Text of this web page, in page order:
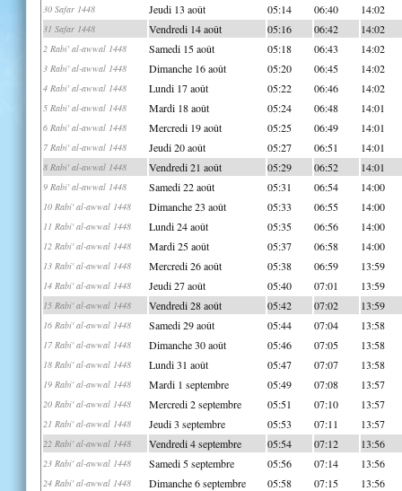
30 Safar 1448 Jeudi 13 août 05:14 06:40 14:02
31 Safar 1448 Vendredi 14 août 05:16 06:42 14:02
2 Rabi' al-awwal 1448 Samedi 15 août 05:18 06:43 14:02
3 Rabi' al-awwal 1448 Dimanche 16 août 05:20 06:45 14:02
4 Rabi' al-awwal 1448 Lundi 17 août 05:22 06:46 14:02
5 Rabi' al-awwal 1448 Mardi 18 août 05:24 06:48 14:01
6 Rabi' al-awwal 1448 Mercredi 19 août 05:25 06:49 14:01
7 Rabi' al-awwal 1448 Jeudi 20 août 05:27 06:51 14:01
8 Rabi' al-awwal 1448 Vendredi 21 août 05:29 06:52 14:01
9 Rabi' al-awwal 1448 Samedi 22 août 05:31 06:54 14:00
10 Rabi' al-awwal 1448 Dimanche 23 août 05:33 06:55 14:00
11 Rabi' al-awwal 1448 Lundi 24 août 05:35 06:56 14:00
12 Rabi' al-awwal 1448 Mardi 25 août 05:37 06:58 14:00
13 Rabi' al-awwal 1448 Mercredi 26 août 05:38 06:59 13:59
14 Rabi' al-awwal 1448 Jeudi 27 août 05:40 07:01 13:59
15 Rabi' al-awwal 1448 Vendredi 28 août 05:42 07:02 13:59
16 Rabi' al-awwal 1448 Samedi 29 août 05:44 07:04 13:58
17 Rabi' al-awwal 1448 Dimanche 30 août 05:46 07:05 13:58
18 Rabi' al-awwal 1448 Lundi 31 août 05:47 07:07 13:58
19 Rabi' al-awwal 1448 Mardi 1 septembre 05:49 07:08 13:57
20 Rabi' al-awwal 1448 Mercredi 2 septembre 05:51 07:10 13:57
21 Rabi' al-awwal 1448 Jeudi 3 septembre 05:53 07:11 13:57
22 Rabi' al-awwal 1448 Vendredi 4 septembre 05:54 07:12 13:56
23 Rabi' al-awwal 1448 Samedi 5 septembre 05:56 07:14 13:56
24 Rabi' al-awwal 1448 Dimanche 6 septembre 05:58 07:15 13:56